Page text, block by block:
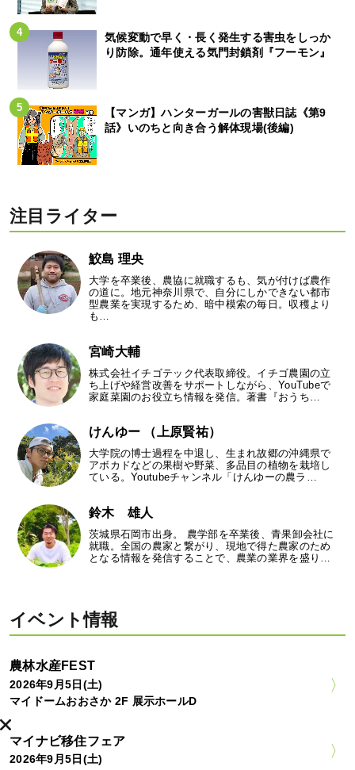
気候変動で早く・長く発生する害虫をしっか
り防除。通年使える気門封鎖剤『フーモン』
【マンガ】ハンターガールの害獣日誌《第9
話》いのちと向き合う解体現場(後編)
注目ライター
鮫島 理央
大学を卒業後、農協に就職するも、気が付けば農作
の道に。地元神奈川県で、自分にしかできない都市
型農業を実現するため、暗中模索の毎日。収穫より
も…
宮崎大輔
株式会社イチゴテック代表取締役。イチゴ農園の立
ち上げや経営改善をサポートしながら、YouTubeで
家庭菜園のお役立ち情報を発信。著書『おうち…
けんゆー （上原賢祐）
大学院の博士過程を中退し、生まれ故郷の沖縄県で
アボカドなどの果樹や野菜、多品目の植物を栽培し
ている。Youtubeチャンネル「けんゆーの農ラ…
鈴木 雄人
茨城県石岡市出身。 農学部を卒業後、青果卸会社に
就職。全国の農家と繋がり、現地で得た農家のため
となる情報を発信することで、農業の業界を盛り…
イベント情報
農林水産FEST
2026年9月5日(土)
マイドームおおさか 2F 展示ホールD
マイナビ移住フェア
2026年9月5日(土)